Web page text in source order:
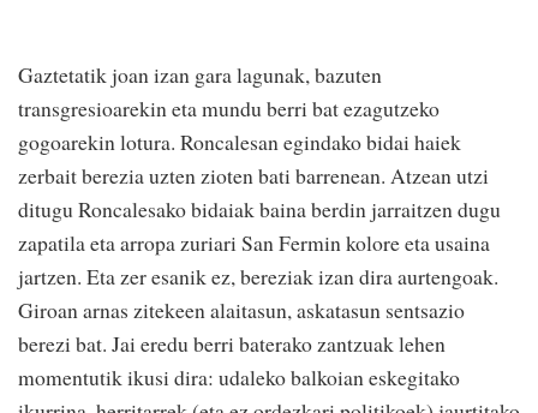
Gaztetatik joan izan gara lagunak, bazuten
transgresioarekin eta mundu berri bat ezagutzeko
gogoarekin lotura. Roncalesan egindako bidai haiek
zerbait berezia uzten zioten bati barrenean. Atzean utzi
ditugu Roncalesako bidaiak baina berdin jarraitzen dugu
zapatila eta arropa zuriari San Fermin kolore eta usaina
jartzen. Eta zer esanik ez, bereziak izan dira aurtengoak.
Giroan arnas zitekeen alaitasun, askatasun sentsazio
berezi bat. Jai eredu berri baterako zantzuak lehen
momentutik ikusi dira: udaleko balkoian eskegitako